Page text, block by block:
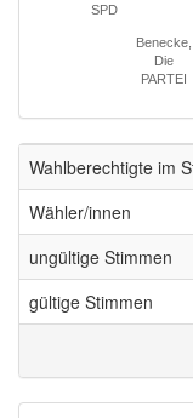
SPD
Benecke,
Die
PARTEI
Wahlberechtigte im
Wähler/innen
ungültige Stimmen
gültige Stimmen